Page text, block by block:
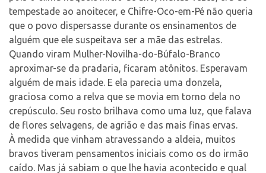
tempestade ao anoitecer, e Chifre-Oco-em-Pé não queria
que o povo dispersasse durante os ensinamentos de
alguém que ele suspeitava ser a mãe das estrelas.
Quando viram Mulher-Novilha-do-Búfalo-Branco
aproximar-se da pradaria, ficaram atônitos. Esperavam
alguém de mais idade. E ela parecia uma donzela,
graciosa como a relva que se movia em torno dela no
crepúsculo. Seu rosto brilhava como uma luz, que falava
de flores selvagens, de agrião e das mais finas ervas.
À medida que vinham atravessando a aldeia, muitos
bravos tiveram pensamentos iniciais como os do irmão
caído. Mas já sabiam o que lhe havia acontecido e qual